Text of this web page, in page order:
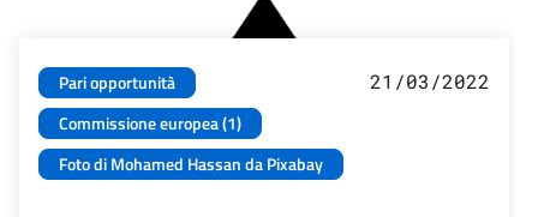
Pari opportunità
Commissione europea (1)
Foto di Mohamed Hassan da Pixabay
21/03/2022